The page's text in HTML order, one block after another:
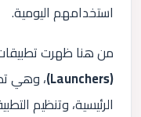
استخدامهم اليومية.
من هنا ظهرت
(Launchers)
، وهي
الرئيسية، وتنظيم